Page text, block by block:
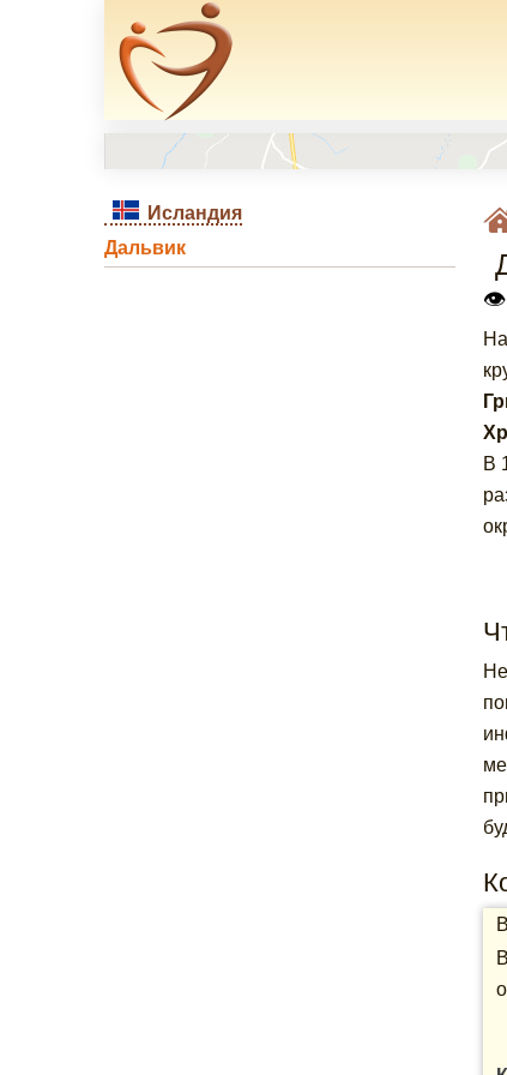
Исландия
Дальвик
👁
В